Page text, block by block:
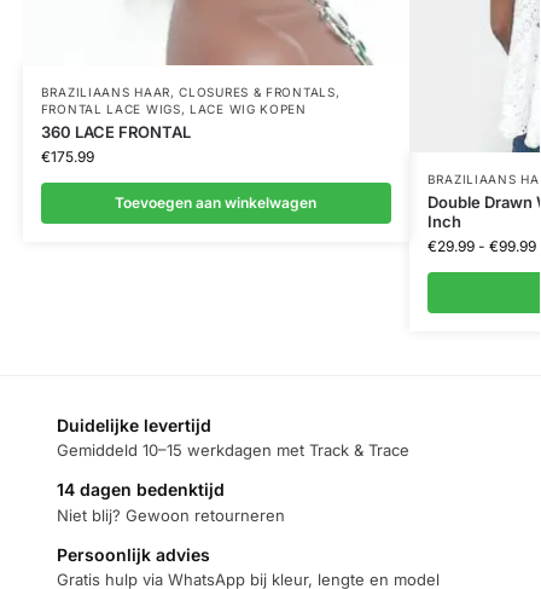
BRAZILIAANS HAAR,CLOSURES & FRONTALS,
FRONTAL LACE WIGS,LACE WIG KOPEN
360 LACE FRONTAL
€175.99
Toevoegen aan winkelwagen
BRAZILIAANS
Double Drawn
Inch
€29.99 - €99.99
Duidelijke levertijd
Gemiddeld 10–15 werkdagen met Track & Trace
14 dagen bedenktijd
Niet blij? Gewoon retourneren
Persoonlijk advies
Gratis hulp via WhatsApp bij kleur, lengte en model